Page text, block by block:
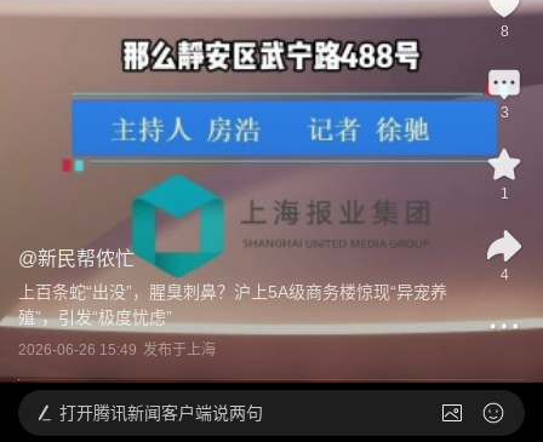
@新民帮侬忙
上百条蛇“出没”，腥臭刺鼻？沪上5A级商务楼惊现“异宠养
殖”，引发“极度忧虑”
2026-06-26 15:49 发布于上海
8
3
1
4
打开腾讯新闻客户端说两句